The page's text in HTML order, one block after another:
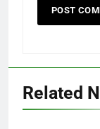
Related